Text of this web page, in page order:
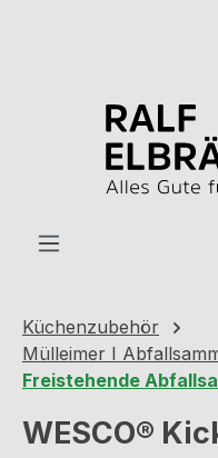
Küchenzubehör
Mülleimer I
Freistehende
WESCO®